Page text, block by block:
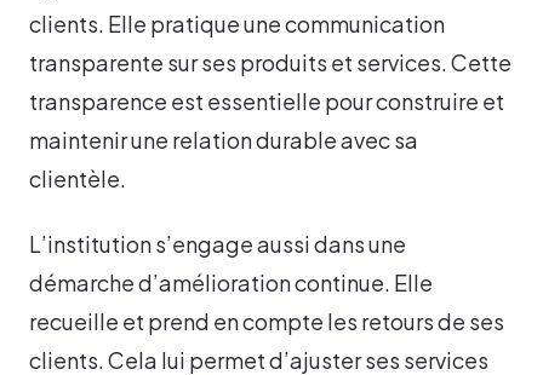
clients. Elle pratique une communication
transparente sur ses produits et services. Cette
transparence est essentielle pour construire et
maintenir une relation durable avec sa
clientèle.
L’institution s’engage aussi dans une
démarche d’amélioration continue. Elle
recueille et prend en compte les retours de ses
clients. Cela lui permet d’ajuster ses services